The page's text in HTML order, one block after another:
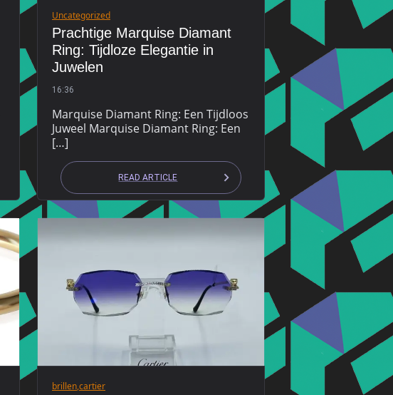
Uncategorized
Prachtige Marquise Diamant
Ring: Tijdloze Elegantie in
Juwelen
16:36
Marquise Diamant Ring: Een Tijdloos
Juweel Marquise Diamant Ring: Een
[…]
READ ARTICLE
brillen,cartier